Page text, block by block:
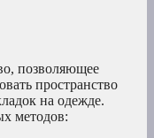
позволяющее
пространство
на одежде.
методов: